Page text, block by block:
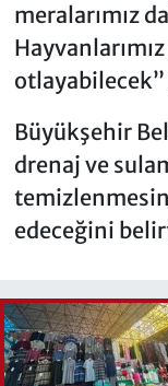
meralarımız
Büyükşehir
drenaj ve
edeceğini